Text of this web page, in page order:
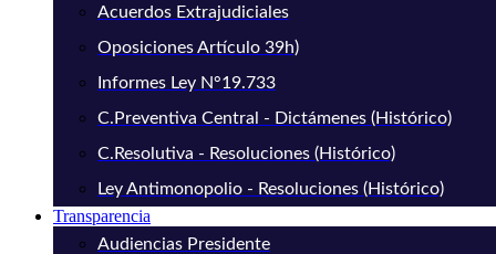
Acuerdos Extrajudiciales
Oposiciones Artículo 39h)
Informes Ley N°19.733
C.Preventiva Central - Dictámenes (Histórico)
C.Resolutiva - Resoluciones (Histórico)
Ley Antimonopolio - Resoluciones (Histórico)
Transparencia
Audiencias Presidente